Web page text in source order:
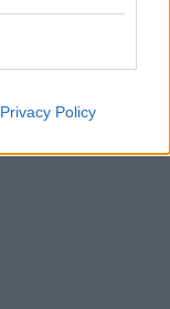
Privacy Policy